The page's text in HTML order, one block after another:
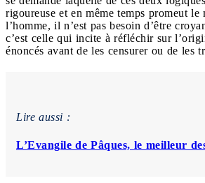
rigoureuse et en même temps promeut
l’homme, il n’est pas besoin d’être
c’est celle qui incite à réfléchir sur
énoncés avant de les censurer ou de les
Lire aussi :
L’Evangile de Pâques, le meilleur